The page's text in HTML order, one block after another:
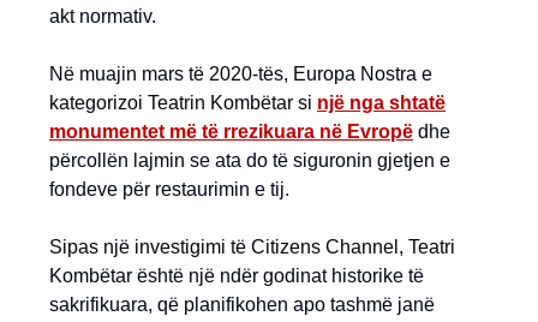
akt normativ.
Në muajin mars të 2020-tës, Europa Nostra e
kategorizoi Teatrin Kombëtar si një nga shtatë
monumentet më të rrezikuara në Evropë dhe
përcollën lajmin se ata do të siguronin gjetjen e
fondeve për restaurimin e tij.
Sipas një investigimi të Citizens Channel, Teatri
Kombëtar është një ndër godinat historike të
sakrifikuara, që planifikohen apo tashmë janë